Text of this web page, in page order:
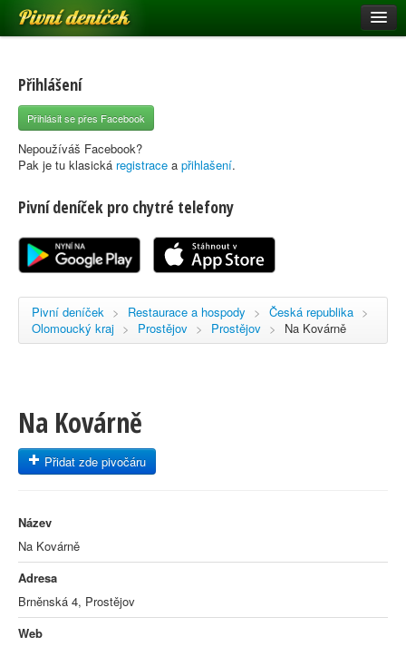
Pivní deníček
Pivní mapa
Pivní značky
Nápověda
Registrace
Přihlášení
Přihlásit se přes Facebook
Nepoužíváš Facebook?
Pak je tu klasická registrace a přihlašení.
Pivní deníček pro chytré telefony
Pivní deníček > Restaurace a hospody > Česká republika >
Olomoucký kraj > Prostějov > Prostějov > Na Kovárně
Na Kovárně
Přidat zde pivočáru
Název
Na Kovárně
Adresa
Brněnská 4, Prostějov
Web